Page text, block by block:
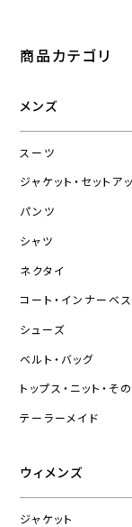
商品カテゴリ
メンズ
スーツ
ジャケット・セットア
パンツ
シャツ
ネクタイ
コート・インナーベス
シューズ
ベルト・バッグ
トップス・ニット・そ
テーラーメイド
ウィメンズ
ジャケット